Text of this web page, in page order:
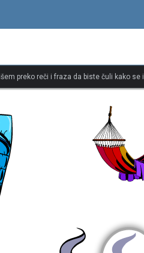
preko reči i fraza da biste čuli kako se